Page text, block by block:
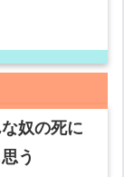
奴の死に
う